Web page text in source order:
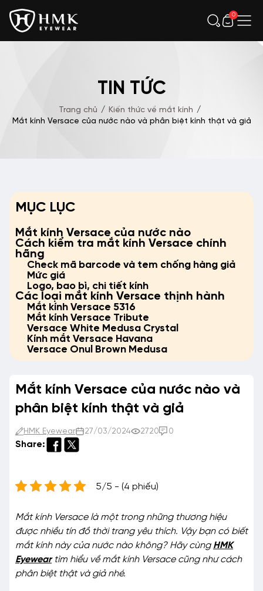
0
TIN TỨC
Trang chủ / Kiến thức về mắt kính /
Mắt kính Versace của nước nào và phân biệt kính thật và giả
Mắt kính Versace của nước nào và
phân biệt kính thật và giả
HMK Eyewear 27/03/2024 2720 0
Share:
5/5 - (4 phiếu)
Mắt kính Versace là một trong những thương hiệu
được nhiều tín đồ thời trang yêu thích. Vậy bạn có biết
mắt kính này của nước nào không? Hãy cùng HMK
Eyewear tìm hiểu về mắt kính Versace cũng như cách
phân biệt thật và giả nhé.
MỤC LỤC
Mắt kính Versace của nước nào
Cách kiểm tra mắt kính Versace chính
hãng
Check mã barcode và tem chống hàng giả
Mức giá
Logo, bao bì, chi tiết kính
Các loại mắt kính Versace thịnh hành
Mắt kính Versace 5316
Mắt kính Versace Tribute
Versace White Medusa Crystal
Kính mắt Versace Havana
Versace Onul Brown Medusa